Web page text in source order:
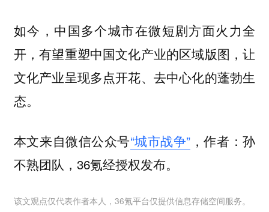
如今，中国多个城市在微短剧方面火力全
开，有望重塑中国文化产业的区域版图，让
文化产业呈现多点开花、去中心化的蓬勃生
态。
本文来自微信公众号“城市战争” ，作者：孙
不熟团队，36氪经授权发布。
该文观点仅代表作者本人，36氪平台仅提供信息存储空间服务。